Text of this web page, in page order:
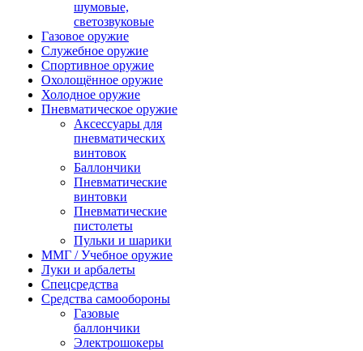
шумовые,
светозвуковые
Газовое оружие
Служебное оружие
Спортивное оружие
Охолощённое оружие
Холодное оружие
Пневматическое оружие
Аксессуары для
пневматических
винтовок
Баллончики
Пневматические
винтовки
Пневматические
пистолеты
Пульки и шарики
ММГ / Учебное оружие
Луки и арбалеты
Спецсредства
Средства самообороны
Газовые
баллончики
Электрошокеры